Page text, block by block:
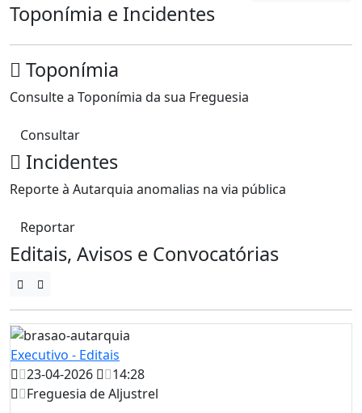
Toponímia e Incidentes
Toponímia
Consulte a Toponímia da sua Freguesia
Consultar
Incidentes
Reporte à Autarquia anomalias na via pública
Reportar
Editais, Avisos e Convocatórias
Executivo - Editais
23-04-2026
14:28
Freguesia de Aljustrel